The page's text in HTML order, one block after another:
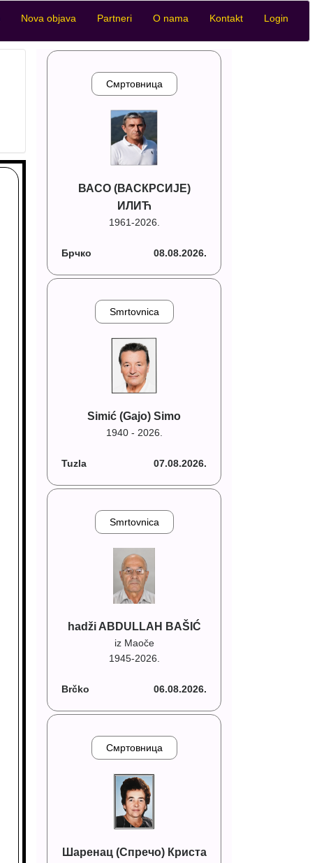
Nova objava Partneri O nama Kontakt Login
Смртовница
ВАСО (ВАСКРСИЈЕ)
ИЛИЋ
1961-2026.
Брчко 08.08.2026.
Smrtovnica
Simić (Gajo) Simo
1940 - 2026.
Tuzla 07.08.2026.
Smrtovnica
hadži ABDULLAH BAŠIĆ
iz Maoče
1945-2026.
Brčko 06.08.2026.
Смртовница
Шаренац (Спречо) Криста